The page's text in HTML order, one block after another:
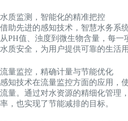
水质监测，智能化的精准把控
借助先进的感知技术，智慧水务系
从PH值、浊度到微生物含量，每
水质安全，为用户提供可靠的生活用
流量监控，精确计量与节能优化
感知技术在流量监控方面的应用，
流量。通过对水资源的精细化管理
率，也实现了节能减排的目标。